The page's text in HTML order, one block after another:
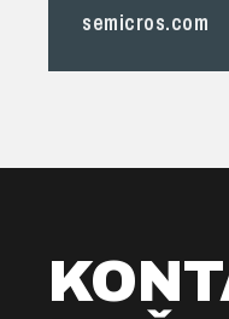
semicros.com